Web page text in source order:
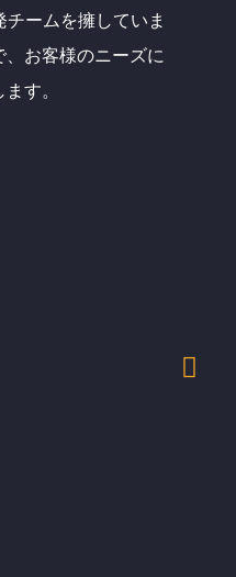
ームを擁していま
お客様のニーズに
す。